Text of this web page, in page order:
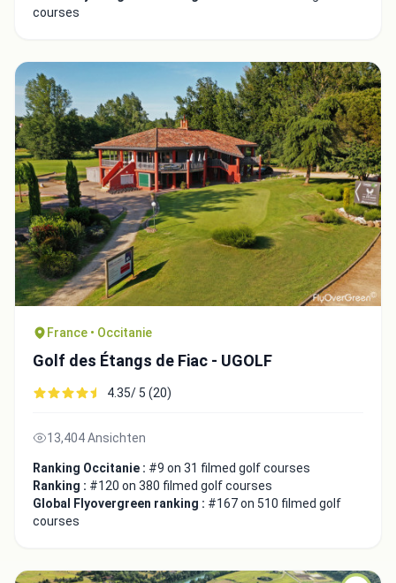
courses
France • Occitanie
Golf des Étangs de Fiac - UGOLF
4.35/ 5 (20)
13,404 Ansichten
Ranking Occitanie : #9 on 31 filmed golf courses
Ranking : #120 on 380 filmed golf courses
Global Flyovergreen ranking : #167 on 510 filmed golf
courses
Integrate video
Video choice:
Copy to Clipboard